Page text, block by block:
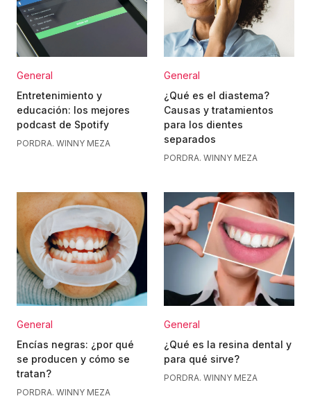
General
Entretenimiento y
educación: los mejores
podcast de Spotify
PORDRA. WINNY MEZA
General
¿Qué es el diastema?
Causas y tratamientos
para los dientes
separados
PORDRA. WINNY MEZA
General
Encías negras: ¿por qué
se producen y cómo se
tratan?
PORDRA. WINNY MEZA
General
¿Qué es la resina dental y
para qué sirve?
PORDRA. WINNY MEZA